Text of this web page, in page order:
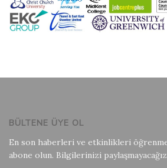
BÜLTENE ÜYE OL
En son haberleri ve etkinlikleri
abone olun. Bilgilerinizi